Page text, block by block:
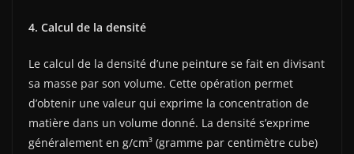
4. Calcul de la densité
Le calcul de la densité d’une peinture se fait en divisant
sa masse par son volume. Cette opération permet
d’obtenir une valeur qui exprime la concentration de
matière dans un volume donné. La densité s’exprime
généralement en g/cm³ (gramme par centimètre cube)